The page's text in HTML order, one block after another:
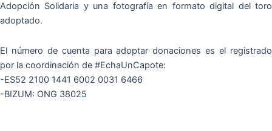
Adopción Solidaria y una fotografía en formato digital del toro
adoptado.
El número de cuenta para adoptar donaciones es el registrado
por la coordinación de #EchaUnCapote:
-ES52 2100 1441 6002 0031 6466
-BIZUM: ONG 38025